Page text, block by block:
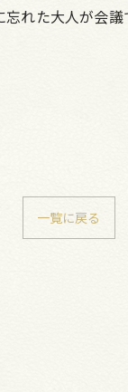
れた大人が会議
一覧に戻る